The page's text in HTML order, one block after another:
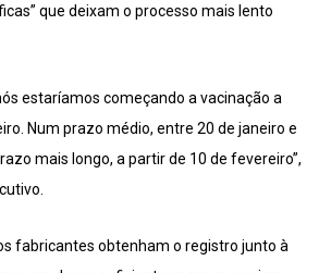
que deixam o processo mais lento
estaríamos começando a vacinação a
Num prazo médio, entre 20 de janeiro e
mais longo, a partir de 10 de fevereiro”,
fabricantes obtenham o registro junto à